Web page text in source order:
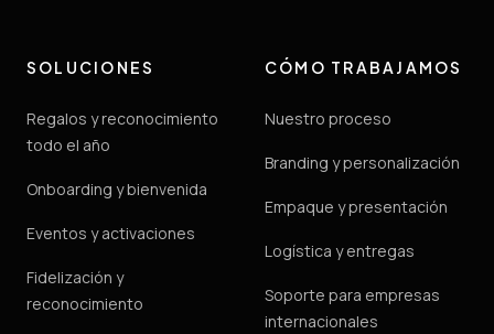
SOLUCIONES
Regalos y reconocimiento
todo el año
Onboarding y bienvenida
Eventos y activaciones
Fidelización y
reconocimiento
CÓMO TRABAJAMOS
Nuestro proceso
Branding y personalización
Empaque y presentación
Logística y entregas
Soporte para empresas
internacionales